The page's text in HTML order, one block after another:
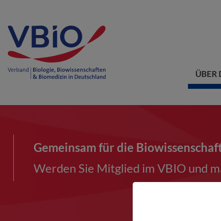
ÜBER
Gemeinsam für die
Werden Sie Mitglied im VBIO und